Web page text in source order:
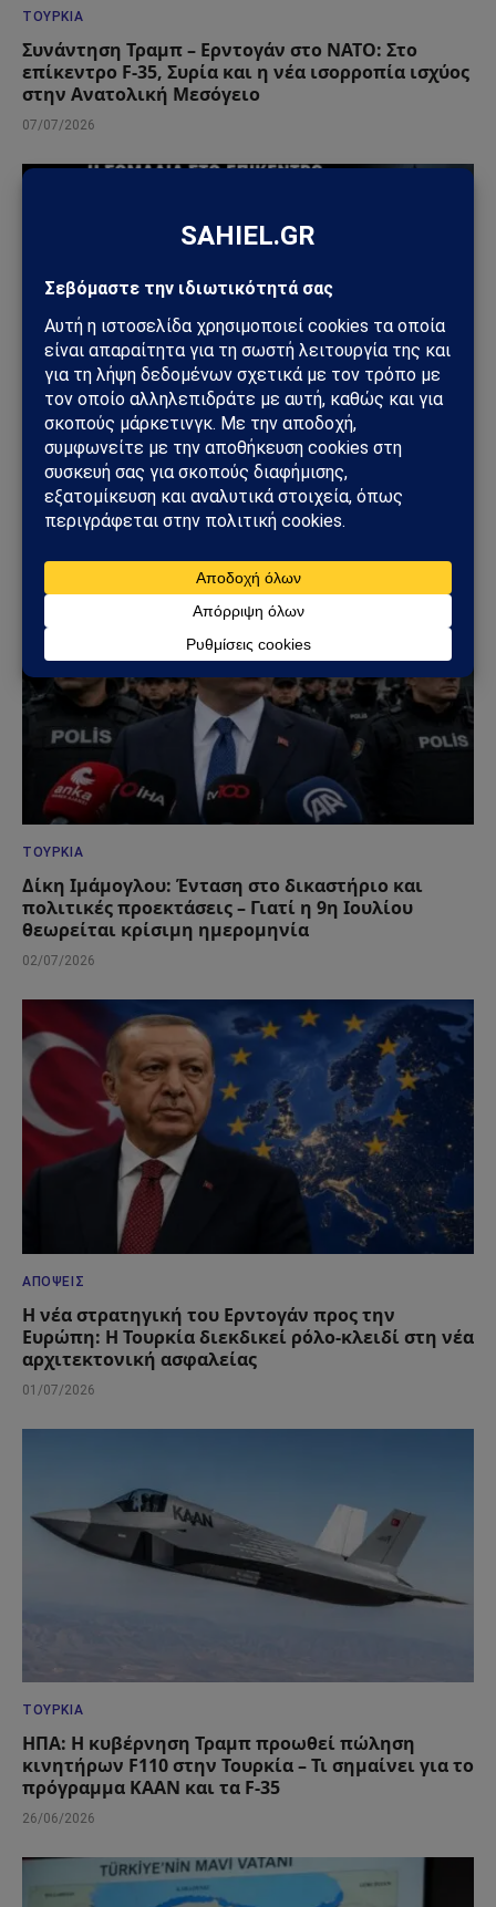
ΤΟΥΡΚΊΑ
Συνάντηση Τραμπ – Ερντογάν στο ΝΑΤΟ: Στο
επίκεντρο F-35, Συρία και η νέα ισορροπία ισχύος
στην Ανατολική Μεσόγειο
07/07/2026
ΤΟΥΡΚΊΑ
Η Τουρκία και η Σομαλία: Το νέο κέντρο δοκιμών
πυραύλων που προκαλεί διεθνές ενδιαφέρον
05/07/2026
ΤΟΥΡΚΊΑ
Δίκη Ιμάμογλου: Ένταση στο δικαστήριο και
πολιτικές προεκτάσεις – Γιατί η 9η Ιουλίου
θεωρείται κρίσιμη ημερομηνία
02/07/2026
ΑΠΌΨΕΙΣ
Η νέα στρατηγική του Ερντογάν προς την
Ευρώπη: Η Τουρκία διεκδικεί ρόλο-κλειδί στη νέα
αρχιτεκτονική ασφαλείας
01/07/2026
ΤΟΥΡΚΊΑ
ΗΠΑ: Η κυβέρνηση Τραμπ προωθεί πώληση
κινητήρων F110 στην Τουρκία – Τι σημαίνει για το
πρόγραμμα KAAN και τα F-35
26/06/2026